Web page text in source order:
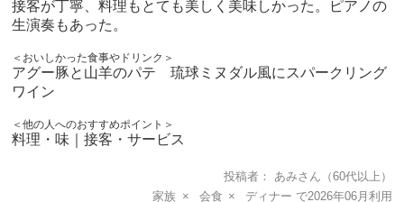
接客が丁寧、料理もとても美しく美味しかった。ピアノの
生演奏もあった。
＜おいしかった食事やドリンク＞
アグー豚と山羊のパテ 琉球ミヌダル風にスパークリング
ワイン
＜他の人へのおすすめポイント＞
料理・味｜接客・サービス
投稿者 あみさん （60代以上）
家族
会食 ディナー 2026年06月